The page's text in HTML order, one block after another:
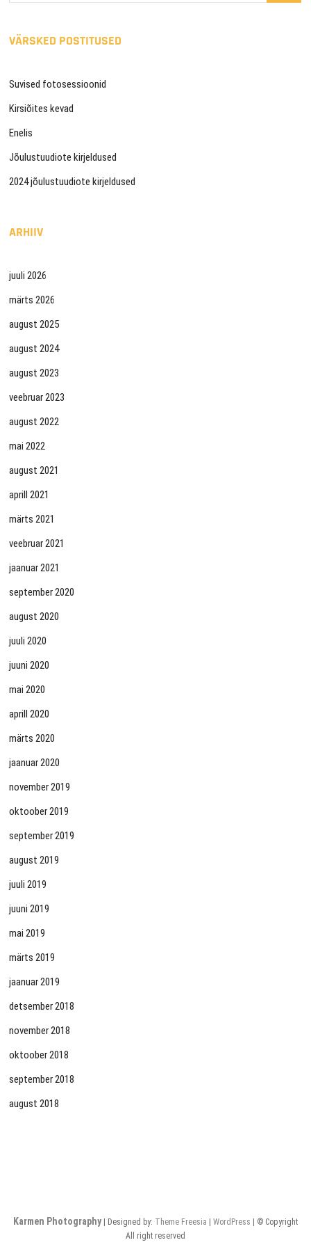
VÄRSKED POSTITUSED
Suvised fotosessioonid
Kirsiõites kevad
Enelis
Jõulustuudiote kirjeldused
2024 jõulustuudiote kirjeldused
ARHIIV
juuli 2026
märts 2026
august 2025
august 2024
august 2023
veebruar 2023
august 2022
mai 2022
august 2021
aprill 2021
märts 2021
veebruar 2021
jaanuar 2021
september 2020
august 2020
juuli 2020
juuni 2020
mai 2020
aprill 2020
märts 2020
jaanuar 2020
november 2019
oktoober 2019
september 2019
august 2019
juuli 2019
juuni 2019
mai 2019
märts 2019
jaanuar 2019
detsember 2018
november 2018
oktoober 2018
september 2018
august 2018
Karmen Photography| Designed by: Theme Freesia WordPress | © Copyright
All right reserved